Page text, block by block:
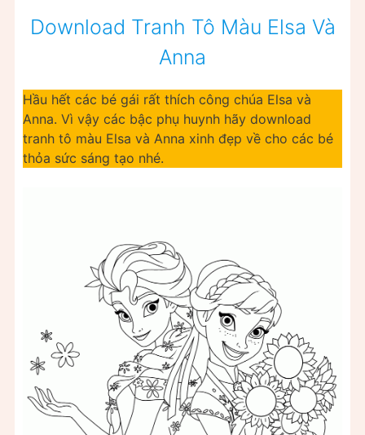
Download Tranh Tô Màu Elsa Và
Anna
Hầu hết các bé gái rất thích công chúa Elsa và
Anna. Vì vậy các bậc phụ huynh hãy download
tranh tô màu Elsa và Anna xinh đẹp về cho các bé
thỏa sức sáng tạo nhé.